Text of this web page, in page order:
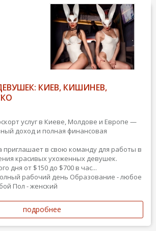
КИЕВ, КИШИНЕВ,
услуг в Киеве, Молдове и Европе —
доход и полная финансовая
приглашает в свою команду для работы в
красивых ухоженных девушек.
дня от $150 до $700 в час...
рабочий день Образование - любое
Пол - женский
подробнее